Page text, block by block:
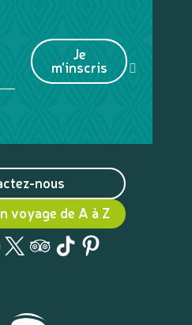
Je
m'inscris
nous
voyage de A à Z